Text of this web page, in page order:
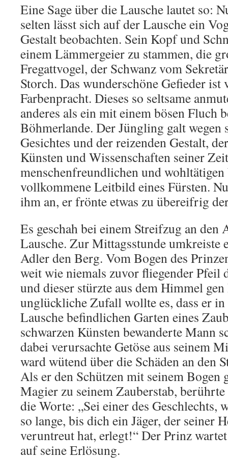
Eine Sage über die Lausche lautet so:
selten lässt sich auf der Lausche ein
Gestalt beobachten. Sein Kopf und
einem Lämmergeier zu stammen, die
Fregattvogel, der Schwanz vom
Storch. Das wunderschöne Gefieder
Farbenpracht. Dieses so seltsame
anderes als ein mit einem bösen Fluch
Böhmerlande. Der Jüngling galt wegen
Gesichtes und der reizenden Gestalt,
Künsten und Wissenschaften seiner
menschenfreundlichen und wohltätigen
vollkommene Leitbild eines Fürsten.
ihm an, er frönte etwas zu übereifrig
Es geschah bei einem Streifzug an den
Lausche. Zur Mittagsstunde umkreiste
Adler den Berg. Vom Bogen des
weit wie niemals zuvor fliegender Pfeil
und dieser stürzte aus dem Himmel
unglückliche Zufall wollte es, dass er
Lausche befindlichen Garten eines
schwarzen Künsten bewanderte Mann
dabei verursachte Getöse aus seinem
ward wütend über die Schäden an den
Als er den Schützen mit seinem Bogen
Magier zu seinem Zauberstab,
die Worte: „Sei einer des Geschlechts,
so lange, bis dich ein Jäger, der seiner
veruntreut hat, erlegt!“ Der Prinz
auf seine Erlösung.